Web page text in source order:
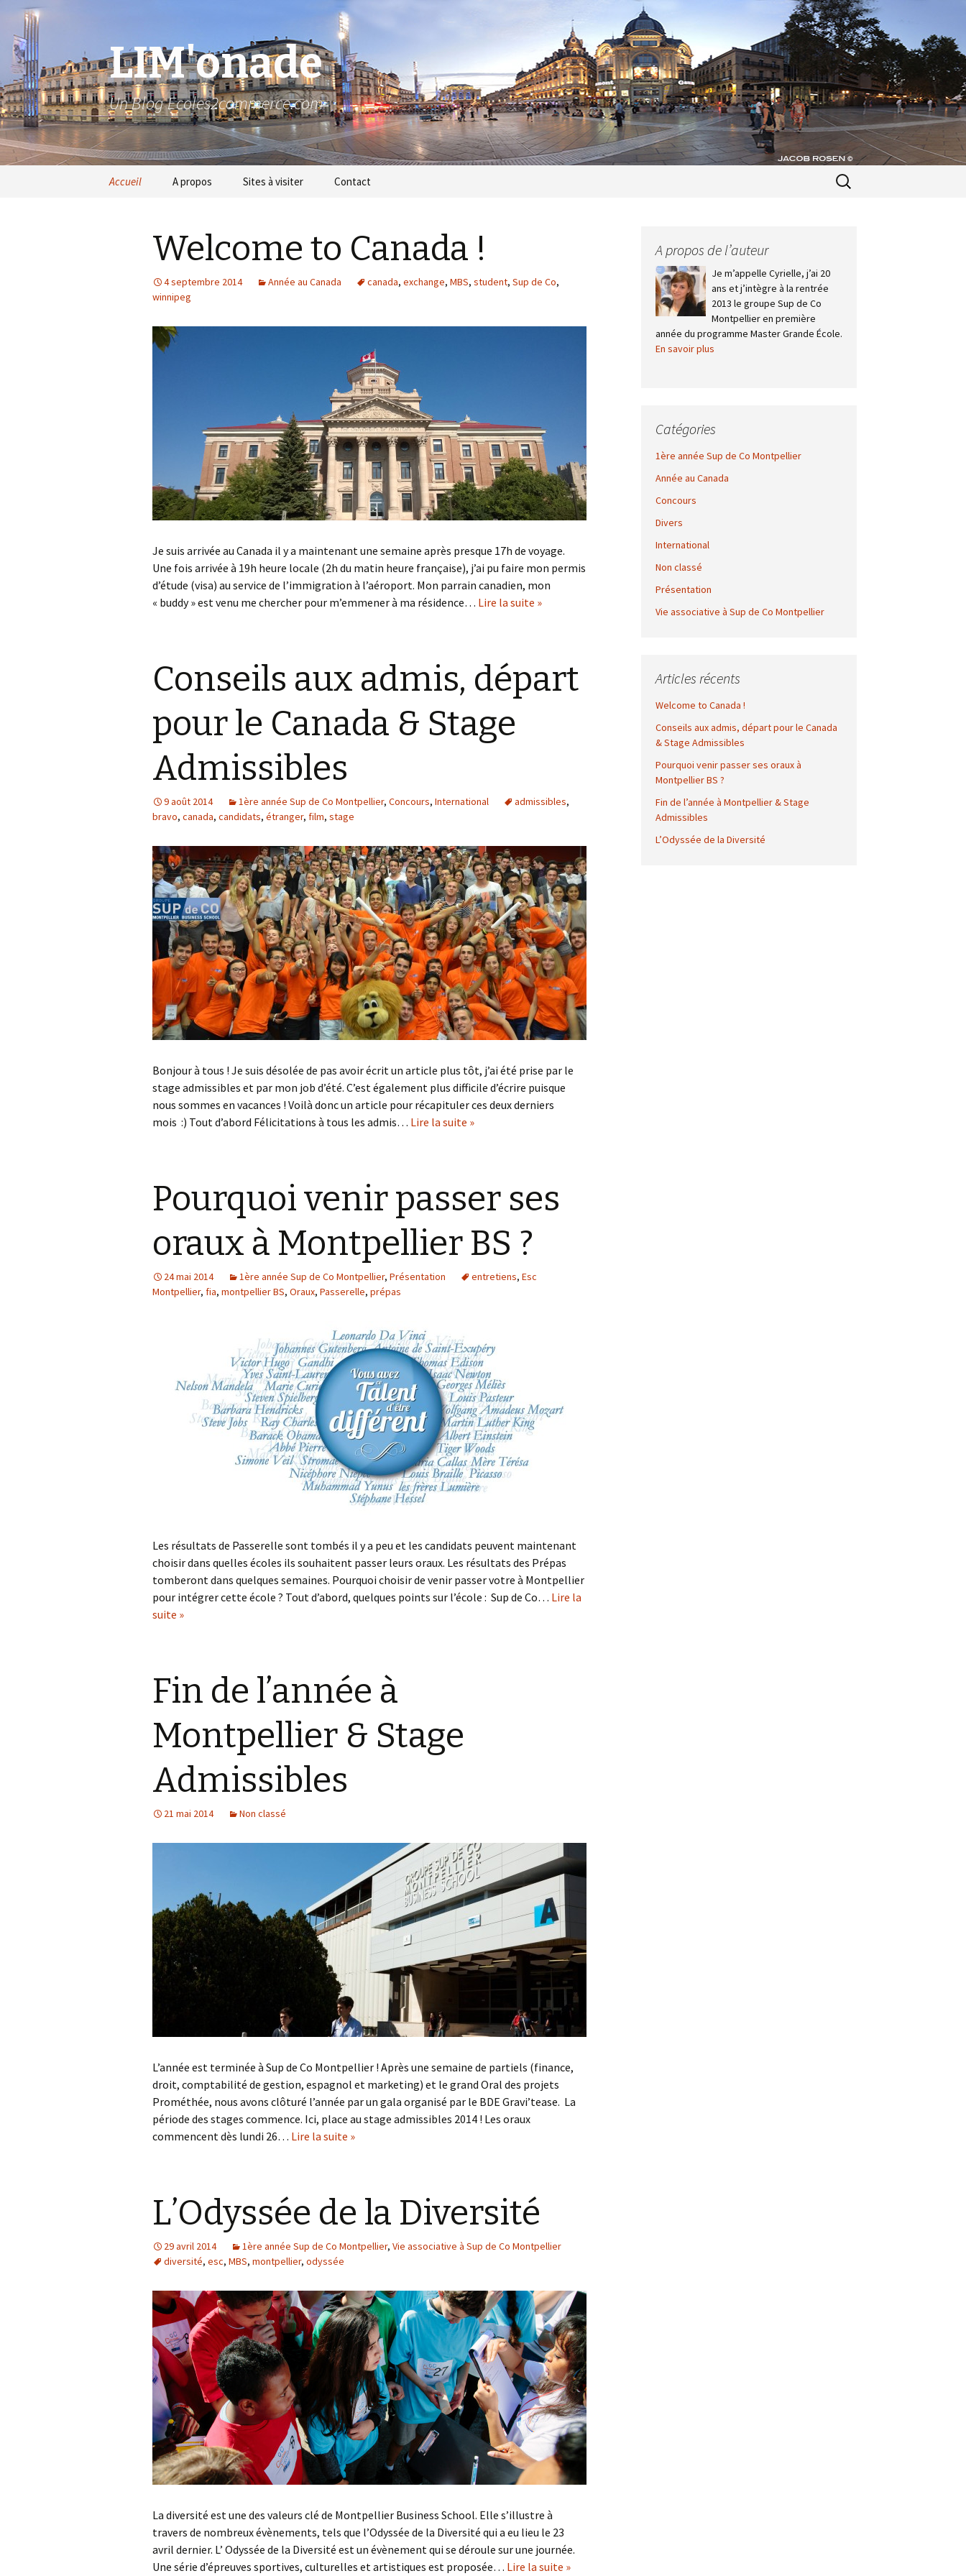
LIM'onade
Un Blog Ecoles2commerce.com
Aller au contenu principal
Accueil A propos Sites à visiter Contact
Recherche
pour :
Welcome to Canada !
4 septembre 2014 Année au Canada canada, exchange, MBS, student, Sup de Co,
winnipeg
Je suis arrivée au Canada il y a maintenant une semaine après presque 17h de voyage.
Une fois arrivée à 19h heure locale (2h du matin heure française), j’ai pu faire mon permis
d’étude (visa) au service de l’immigration à l’aéroport. Mon parrain canadien, mon
« buddy » est venu me chercher pour m’emmener à ma résidence… Lire la suite »
Conseils aux admis, départ
pour le Canada & Stage
Admissibles
9 août 2014 1ère année Sup de Co Montpellier, Concours, International admissibles,
bravo, canada, candidats, étranger, film, stage
Bonjour à tous ! Je suis désolée de pas avoir écrit un article plus tôt, j’ai été prise par le
stage admissibles et par mon job d’été. C’est également plus difficile d’écrire puisque
nous sommes en vacances ! Voilà donc un article pour récapituler ces deux derniers
mois :) Tout d’abord Félicitations à tous les admis… Lire la suite »
Pourquoi venir passer ses
oraux à Montpellier BS ?
24 mai 2014 1ère année Sup de Co Montpellier, Présentation entretiens, Esc
Montpellier, fia, montpellier BS, Oraux, Passerelle, prépas
Les résultats de Passerelle sont tombés il y a peu et les candidats peuvent maintenant
choisir dans quelles écoles ils souhaitent passer leurs oraux. Les résultats des Prépas
tomberont dans quelques semaines. Pourquoi choisir de venir passer votre à Montpellier
pour intégrer cette école ? Tout d’abord, quelques points sur l’école : Sup de Co… Lire la
suite »
Fin de l’année à
Montpellier & Stage
Admissibles
21 mai 2014 Non classé
L’année est terminée à Sup de Co Montpellier ! Après une semaine de partiels (finance,
droit, comptabilité de gestion, espagnol et marketing) et le grand Oral des projets
Prométhée, nous avons clôturé l’année par un gala organisé par le BDE Gravi’tease. La
période des stages commence. Ici, place au stage admissibles 2014 ! Les oraux
commencent dès lundi 26… Lire la suite »
L’Odyssée de la Diversité
29 avril 2014 1ère année Sup de Co Montpellier, Vie associative à Sup de Co Montpellier
diversité, esc, MBS, montpellier, odyssée
La diversité est une des valeurs clé de Montpellier Business School. Elle s’illustre à
travers de nombreux évènements, tels que l’Odyssée de la Diversité qui a eu lieu le 23
avril dernier. L’ Odyssée de la Diversité est un évènement qui se déroule sur une journée.
Une série d’épreuves sportives, culturelles et artistiques est proposée… Lire la suite »
A propos de l’auteur
Je m’appelle Cyrielle, j’ai 20
ans et j’intègre à la rentrée
2013 le groupe Sup de Co
Montpellier en première
année du programme Master Grande École.
En savoir plus
Catégories
1ère année Sup de Co Montpellier
Année au Canada
Concours
Divers
International
Non classé
Présentation
Vie associative à Sup de Co Montpellier
Articles récents
Welcome to Canada !
Conseils aux admis, départ pour le Canada
& Stage Admissibles
Pourquoi venir passer ses oraux à
Montpellier BS ?
Fin de l’année à Montpellier & Stage
Admissibles
L’Odyssée de la Diversité